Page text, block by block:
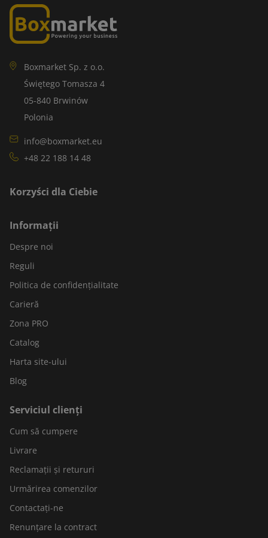
Boxmarket Sp. z o.o.
Świętego Tomasza 4
05-840 Brwinów
Polonia
info@boxmarket.eu
+48 22 188 14 48
Korzyści dla Ciebie
Informații
Despre noi
Reguli
Politica de confidențialitate
Carieră
Zona PRO
Catalog
Harta site-ului
Blog
Serviciul clienți
Cum să cumpere
Livrare
Reclamații și retururi
Urmărirea comenzilor
Contactați-ne
Renunțare la contract